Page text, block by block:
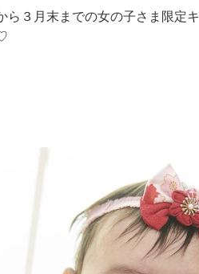
３月末までの女の子さま限定